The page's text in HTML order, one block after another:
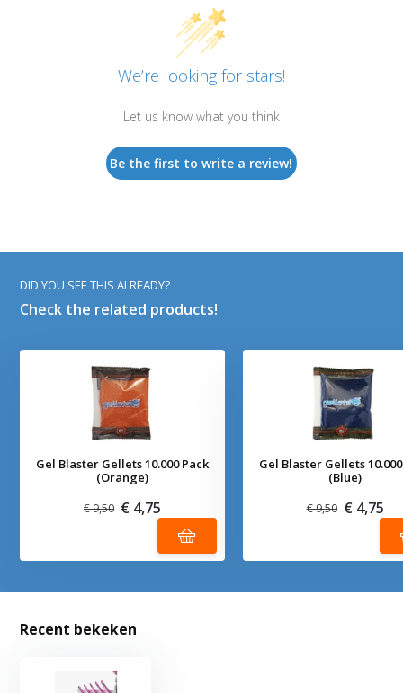
We’re looking for stars!
Let us know what you think
Be the first to write a review!
DID YOU SEE THIS ALREADY?
Check the related products!
Gel Blaster Gellets 10.000 Pack
(Orange)
€ 9,50 € 4,75
Gel Blaster Gellets
(Blue)
€ 9,50 € 4,75
Recent bekeken